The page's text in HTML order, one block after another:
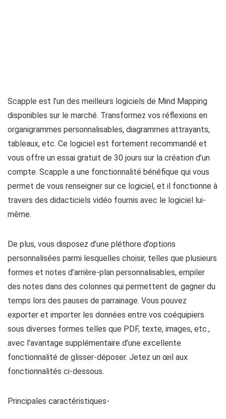
Scapple est l’un des meilleurs logiciels de Mind Mapping
disponibles sur le marché. Transformez vos réflexions en
organigrammes personnalisables, diagrammes attrayants,
tableaux, etc. Ce logiciel est fortement recommandé et
vous offre un essai gratuit de 30 jours sur la création d’un
compte. Scapple a une fonctionnalité bénéfique qui vous
permet de vous renseigner sur ce logiciel, et il fonctionne à
travers des didacticiels vidéo fournis avec le logiciel lui-
même.
De plus, vous disposez d’une pléthore d’options
personnalisées parmi lesquelles choisir, telles que plusieurs
formes et notes d’arrière-plan personnalisables, empiler
des notes dans des colonnes qui permettent de gagner du
temps lors des pauses de parrainage. Vous pouvez
exporter et importer les données entre vos coéquipiers
sous diverses formes telles que PDF, texte, images, etc.,
avec l’avantage supplémentaire d’une excellente
fonctionnalité de glisser-déposer. Jetez un œil aux
fonctionnalités ci-dessous.
Principales caractéristiques-